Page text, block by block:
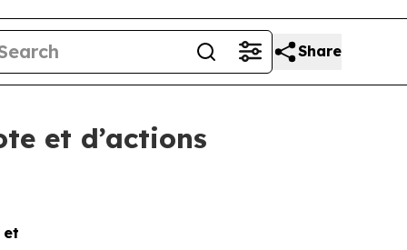
Share
et d’actions
et